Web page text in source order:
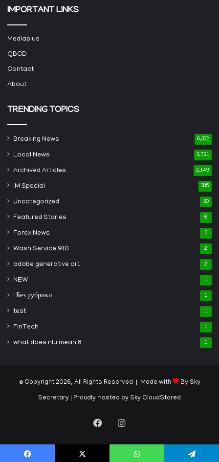
IMPORTANT LINKS
Mediaplus
QBCD
Contact
About
TRENDING TOPICS
Breaking News 6,332
Local News 3,721
Archived Articles 2,149
IM Special 385
Uncategorized 30
Featured Stories 6
Forex News 3
Wash Service 910 2
adobe generative ai 1 2
NEW 1
! Без рубрики 1
test 1
FinTech 1
what does nlu mean 8 1
© Copyright 2026, All Rights Reserved | Made with By Sky
Secretary | Proudly Hosted by Sky CloudStored
FacebookInstagram